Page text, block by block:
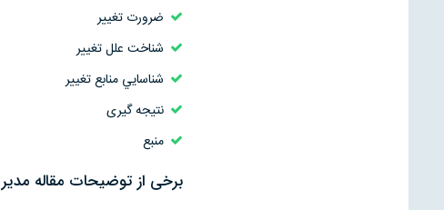
ضرورت تغيير
شناخت علل تغيير
شناسايي منابع تغيير
نتیجه گیری
منبع
برخی از توضیحات مقاله